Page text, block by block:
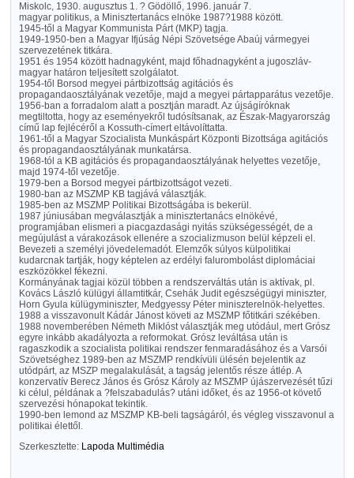
Miskolc, 1930. augusztus 1. ? Gödöllő, 1996. január 7.
magyar politikus, a Minisztertanács elnöke 1987?1988 között.
1945-től a Magyar Kommunista Párt (MKP) tagja.
1949-1950-ben a Magyar Ifjúság Népi Szövetsége Abaúj vármegyei
szervezetének titkára.
1951 és 1954 között hadnagyként, majd főhadnagyként a jugoszláv-
magyar határon teljesített szolgálatot.
1954-től Borsod megyei pártbizottság agitációs és
propagandaosztályának vezetője, majd a megyei pártapparátus vezetője.
1956-ban a forradalom alatt a posztján maradt. Az újságíróknak
megtiltotta, hogy az eseményekről tudósítsanak, az Észak-Magyarország
című lap fejlécéről a Kossuth-címert eltávolíttatta.
1961-től a Magyar Szocialista Munkáspárt Központi Bizottsága agitációs
és propagandaosztályának munkatársa.
1968-tól a KB agitációs és propagandaosztályának helyettes vezetője,
majd 1974-től vezetője.
1979-ben a Borsod megyei pártbizottságot vezeti.
1980-ban az MSZMP KB tagjává választják.
1985-ben az MSZMP Politikai Bizottságába is bekerül.
1987 júniusában megválasztják a minisztertanács elnökévé,
programjában elismeri a piacgazdasági nyitás szükségességét, de a
megújulást a várakozások ellenére a szocializmuson belül képzeli el.
Bevezeti a személyi jövedelemadót. Elemzők súlyos külpolitikai
kudarcnak tartják, hogy képtelen az erdélyi falurombolást diplomáciai
eszközökkel fékezni.
Kormányának tagjai közül többen a rendszerváltás után is aktívak, pl.
Kovács László külügyi államtitkár, Csehák Judit egészségügyi miniszter,
Horn Gyula külügyminiszter, Medgyessy Péter miniszterelnök-helyettes.
1988 a visszavonult Kádár Jánost követi az MSZMP főtitkári székében.
1988 novemberében Németh Miklóst választják meg utódául, mert Grósz
egyre inkább akadályozta a reformokat. Grósz leváltása után is
ragaszkodik a szocialista politikai rendszer fenmaradásához és a Varsói
Szövetséghez 1989-ben az MSZMP rendkívüli ülésén bejelentik az
utódpárt, az MSZP megalakulását, a tagság jelentős része átlép. A
konzervatív Berecz János és Grósz Károly az MSZMP újászervezését tűzi
ki célul, példának a ?felszabadulás? utáni időket, és az 1956-ot követő
szervezési hónapokat tekintik.
1990-ben lemond az MSZMP KB-beli tagságáról, és végleg visszavonul a
politikai élettől.
Szerkesztette: Lapoda Multimédia